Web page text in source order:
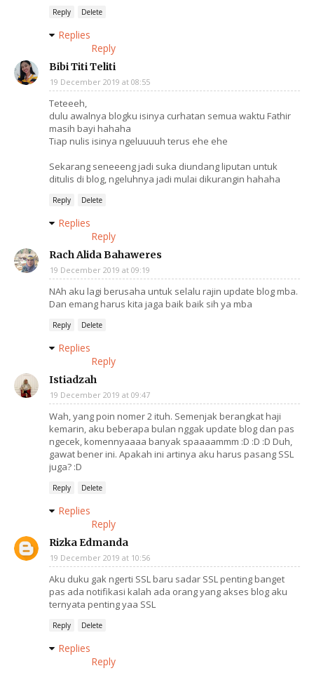
Reply Delete
Replies
Reply
Bibi Titi Teliti
19 December 2019 at 08:55
Teteeeh,
dulu awalnya blogku isinya curhatan semua waktu Fathir
masih bayi hahaha
Tiap nulis isinya ngeluuuuh terus ehe ehe
Sekarang seneeeng jadi suka diundang liputan untuk
ditulis di blog, ngeluhnya jadi mulai dikurangin hahaha
Reply Delete
Replies
Reply
Rach Alida Bahaweres
19 December 2019 at 09:19
NAh aku lagi berusaha untuk selalu rajin update blog mba.
Dan emang harus kita jaga baik baik sih ya mba
Reply Delete
Replies
Reply
Istiadzah
19 December 2019 at 09:47
Wah, yang poin nomer 2 ituh. Semenjak berangkat haji
kemarin, aku beberapa bulan nggak update blog dan pas
ngecek, komennyaaaa banyak spaaaammm :D :D :D Duh,
gawat bener ini. Apakah ini artinya aku harus pasang SSL
juga? :D
Reply Delete
Replies
Reply
Rizka Edmanda
19 December 2019 at 10:56
Aku duku gak ngerti SSL baru sadar SSL penting banget
pas ada notifikasi kalah ada orang yang akses blog aku
ternyata penting yaa SSL
Reply Delete
Replies
Reply